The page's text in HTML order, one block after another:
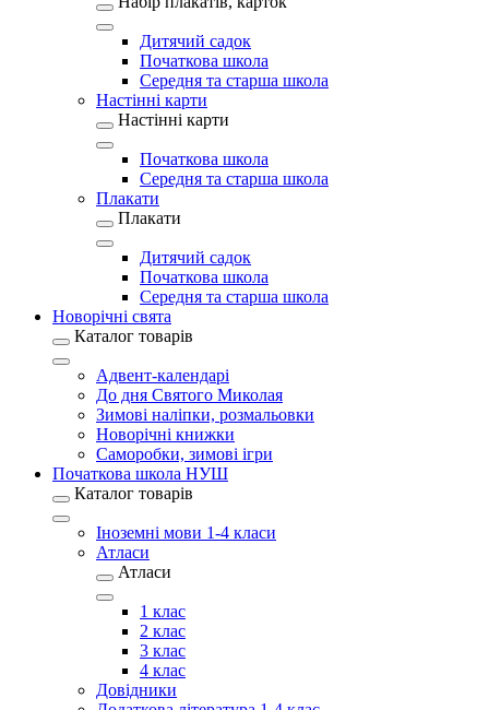
Дитячий садок
Початкова школа
Середня та старша школа
Настінні карти
Настінні карти
Початкова школа
Середня та старша школа
Плакати
Плакати
Дитячий садок
Початкова школа
Середня та старша школа
Новорічні свята
Каталог товарів
Адвент-календарі
До дня Святого Миколая
Зимові наліпки, розмальовки
Новорічні книжки
Саморобки, зимові ігри
Початкова школа НУШ
Каталог товарів
Іноземні мови 1-4 класи
Атласи
Атласи
1 клас
2 клас
3 клас
4 клас
Довідники